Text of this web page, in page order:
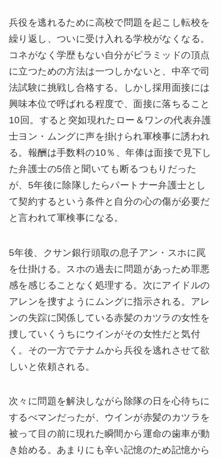
兵役を逃れるために高校で問題を起こし転校を
繰り返し、ついに受け入れる学校がなくなる。
コネがなく学歴もない自分がピラミッドの頂点
に立つための方法は一つしかないと、中卒で司
法試験に挑戦し合格する。しかし採用面接には
興味本位で呼ばれる程度で、面接に落ちること
10回。すると突如現れたロー＆ワンの代表弁護
士ヨン・ムングに声を掛けられ軍検事に誘われ
る。報酬は手数料の10％、年俸は面接で見下し
た弁護士の5倍と聞いても断るつもりだった
が、5年後に除隊したらパートナー弁護士とし
て契約するという条件と自分の心の傷が必要だ
と言われて軍検事になる。
5年後、クサン銀行頭取の息子アン・スホに罠
を仕掛ける。スホの過去に問題があっため罪悪
感を感じることなく処理する。次にアイドルの
アレンを捜すようにムングに指示される。アレ
ンの失踪に関係している赤髪のカツラの女性を
捜していくうちにウインがその女性だと気付
く。その一方でテナムから兵役を逃れさせて欲
しいと依頼される。
次々に問題を解決しながら除隊の日を心待ちに
するべマンだったが、ウインが赤髪のカツラを
被って目の前に現れた瞬間から運命の歯車が動
き始める。あまりにも辛い記憶のため記憶から